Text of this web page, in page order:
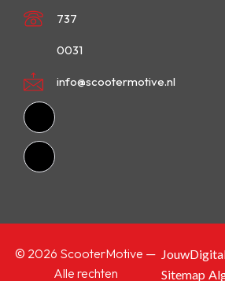
737
0031
info@scootermotive.nl
© 2026 ScooterMotive —
Alle rechten
Sitemap